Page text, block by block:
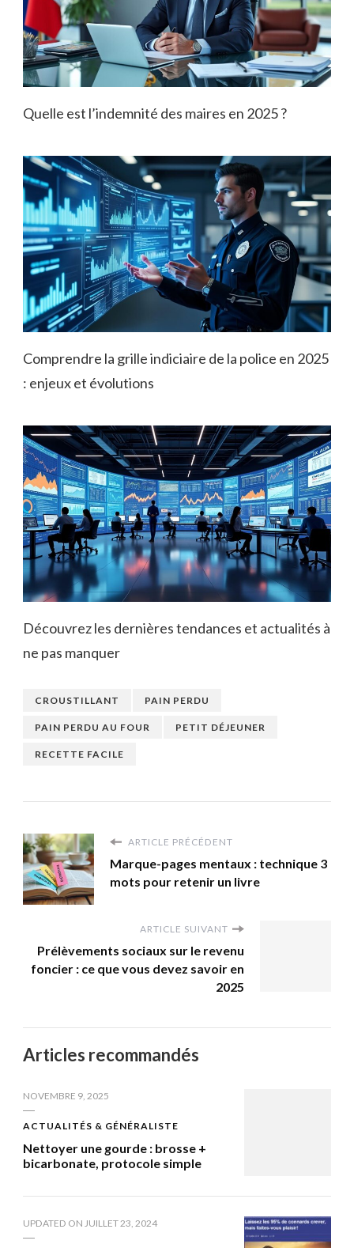
Quelle est l’indemnité des maires en 2025 ?
Comprendre la grille indiciaire de la police en 2025
: enjeux et évolutions
Découvrez les dernières tendances et actualités à
ne pas manquer
CROUSTILLANT PAIN PERDU
PAIN PERDU AU FOUR PETIT DÉJEUNER
RECETTE FACILE
ARTICLE PRÉCÉDENT
Marque-pages mentaux : technique 3
mots pour retenir un livre
ARTICLE SUIVANT
Prélèvements sociaux sur le revenu
foncier : ce que vous devez savoir en
2025
Articles recommandés
NOVEMBRE 9, 2025
ACTUALITÉS & GÉNÉRALISTE
Nettoyer une gourde : brosse +
bicarbonate, protocole simple
UPDATED ON JUILLET 23, 2024